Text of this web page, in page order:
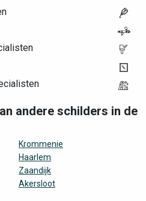
andere schilders in de
Krommenie
Haarlem
Zaandijk
Akersloot